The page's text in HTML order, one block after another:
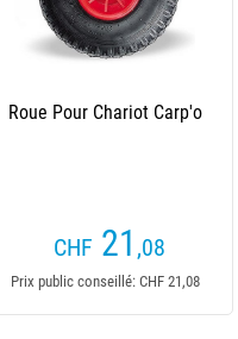
Roue Pour Chariot Carp'o
CHF 21 ,08
Prix public conseillé: CHF 21,08